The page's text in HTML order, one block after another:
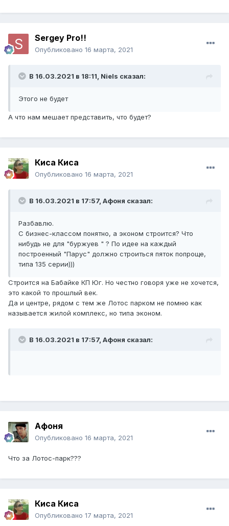
Sergey Pro!!
Опубликовано 16 марта, 2021
В 16.03.2021 в 18:11, Niels сказал:
Этого не будет
А что нам мешает представить, что будет?
Киса Киса
Опубликовано 16 марта, 2021
В 16.03.2021 в 17:57, Афоня сказал:
Разбавлю.
С бизнес-классом понятно, а эконом строится? Что
нибудь не для "буржуев " ? По идее на каждый
построенный "Парус" должно строиться пяток попроще,
типа 135 серии)))
Строится на Бабайке КП Юг. Но честно говоря уже не хочется,
это какой то прошлый век.
Да и центре, рядом с тем же Лотос парком не помню как
называется жилой комплекс, но типа эконом.
В 16.03.2021 в 17:57, Афоня сказал:
Афоня
Опубликовано 16 марта, 2021
Что за Лотос-парк???
Киса Киса
Опубликовано 17 марта, 2021